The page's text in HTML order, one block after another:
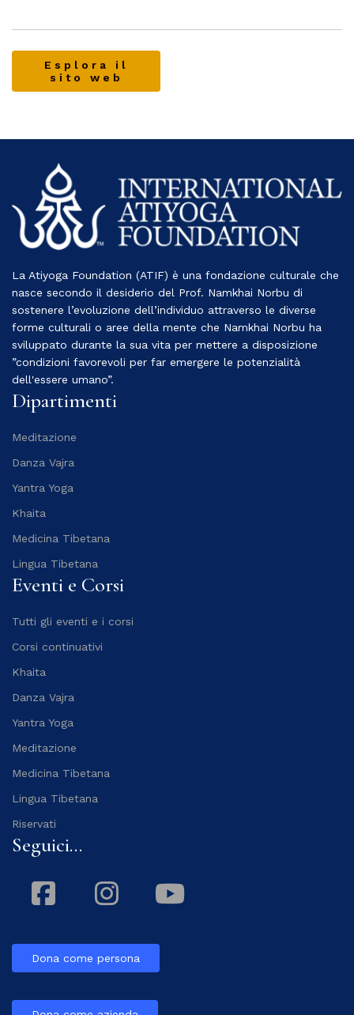
Esplora il
sito web
La Atiyoga Foundation (ATIF) è una fondazione culturale che
nasce secondo il desiderio del Prof. Namkhai Norbu di
sostenere l’evoluzione dell’individuo attraverso le diverse
forme culturali o aree della mente che Namkhai Norbu ha
sviluppato durante la sua vita per mettere a disposizione
”condizioni favorevoli per far emergere le potenzialità
dell'essere umano”.
Dipartimenti
Meditazione
Danza Vajra
Yantra Yoga
Khaita
Medicina Tibetana
Lingua Tibetana
Eventi e Corsi
Tutti gli eventi e i corsi
Corsi continuativi
Khaita
Danza Vajra
Yantra Yoga
Meditazione
Medicina Tibetana
Lingua Tibetana
Riservati
Seguici...
Facebook
Instagram
Youtube
Dona come persona